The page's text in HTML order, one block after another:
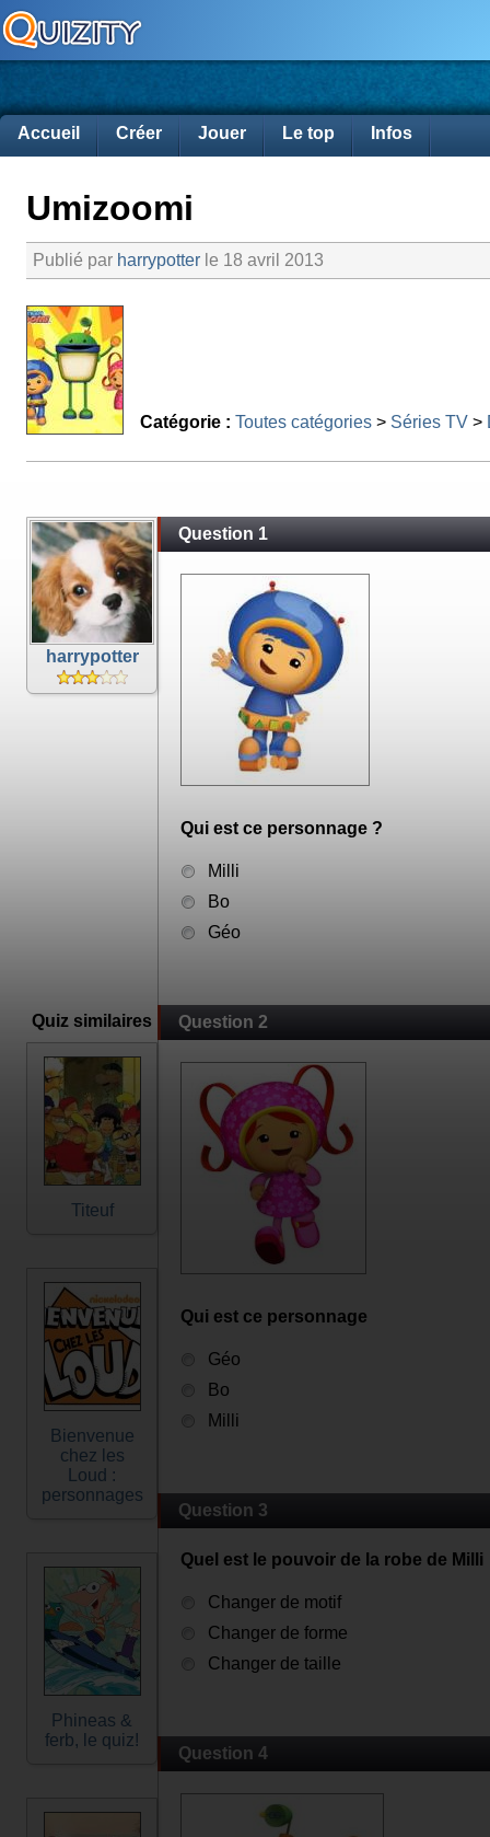
Accueil Créer Jouer Le top Infos
Umizoomi
Publié par harrypotter le 18 avril 2013
Catégorie : Toutes catégories > Séries TV >
harrypotter
Quiz similaires
Titeuf
Bienvenue
chez les
Loud :
personnages
Phineas &
ferb, le quiz!
Question 1
Qui est ce personnage ?
Milli
Bo
Géo
Question 2
Qui est ce personnage
Géo
Bo
Milli
Question 3
Quel est le pouvoir de la robe de Milli
Changer de motif
Changer de forme
Changer de taille
Question 4